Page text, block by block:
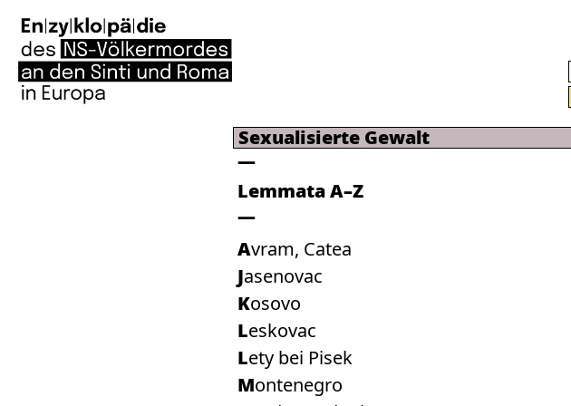
Sexualisierte Gewalt
Lemmata A–Z
Avram, Catea
Jasenovac
Kosovo
Leskovac
Lety bei Pisek
Montenegro